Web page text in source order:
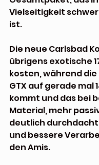
Vielseitigkeit
ist.
Die neue Carlsbad
übrigens exotische
kosten, während die
GTX auf gerade mal
kommt und das bei
Material, mehr
deutlich
und bessere
den Amis.